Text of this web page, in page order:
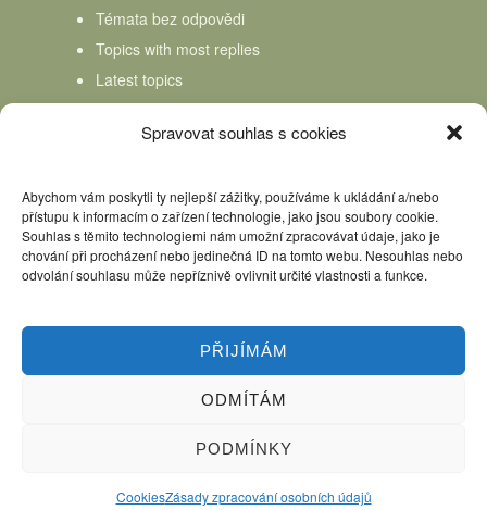
Spravovat souhlas s cookies
Abychom vám poskytli ty nejlepší zážitky, používáme k ukládání a/nebo
přístupu k informacím o zařízení technologie, jako jsou soubory cookie.
Souhlas s těmito technologiemi nám umožní zpracovávat údaje, jako je
chování při procházení nebo jedinečná ID na tomto webu. Nesouhlas nebo
odvolání souhlasu může nepříznivě ovlivnit určité vlastnosti a funkce.
PŘIJÍMÁM
ODMÍTÁM
PODMÍNKY
CookiesZásady zpracování osobních údajů
Témata bez odpovědi
Topics with most replies
Latest topics
Topics Freshness
Kniha Domácí mlékař Nápověda